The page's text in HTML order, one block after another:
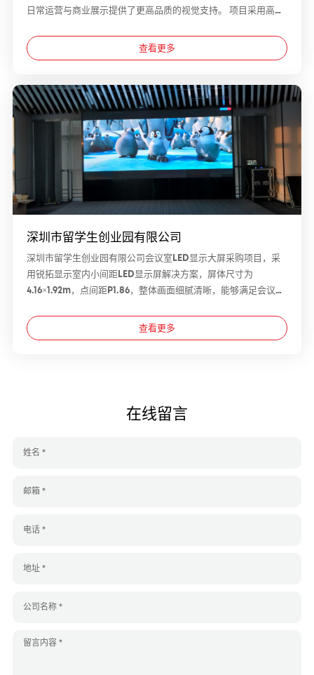
日常运营与商业展示提供了更高品质的视觉支持。 项目采用高刷
息展示还是商业宣传内容，都能够保持清晰稳定的视觉效果。在
室内近距离观看环境下，显示屏依然拥有良好的色彩表现与画面
合商业服务中心的实际应用需求，锐拓显示不仅注重显示效果，
也兼顾产品运行稳定性与长期使用体验，为场馆打造更加现代
化、专业化的显示环境。屏体与空间氛围自然融合，在增强现场
科技感与视觉吸引力的同时，也进一步提升了场馆商业区域的整
领域的应用实力，也为大型场馆及商业空间提供了更具参考价值
的显示案例。
查看更多
深圳市留学生创业园有限公司
深圳市留学生创业园有限公司会议室LED显示大屏采购项目，采
用锐拓显示室内小间距LED显示屏解决方案，屏体尺寸为
4.16×1.92m，点间距P1.86，整体画面细腻清晰，能够满足会议展
目，客户对显示效果、系统稳定性及产品品质均提出了较高要
求。 针对会议室应用场景，锐拓显示结合空间环境与实际使用需
次项目的顺利交付，再次体现了锐拓显示在室内显示领域的专业
案例积累。
查看更多
在线留言